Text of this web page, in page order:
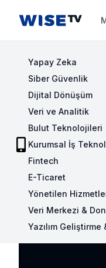
Wise TV
Yapay Zeka
Siber Güvenlik
Dijital Dönüşüm
Veri ve Analitik
Bulut Teknolojileri
Kurumsal İş
Fintech
E-Ticaret
Yönetilen
Veri Merkezi &
Yazılım